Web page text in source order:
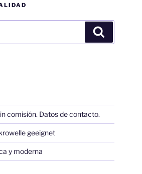
comisión. Datos de contacto.
geeignet
y moderna